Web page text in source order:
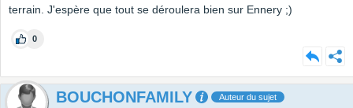
terrain. J'espère que tout se déroulera bien sur Ennery ;)
0
BOUCHONFAMILY Auteur du sujet